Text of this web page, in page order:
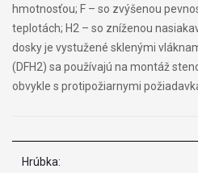
hmotnosťou; F – so zvýšenou
teplotách; H2 – so zníženou
dosky je vystužené sklenými
(DFH2) sa používajú na montáž
obvykle s protipožiarnymi
Hrúbka: